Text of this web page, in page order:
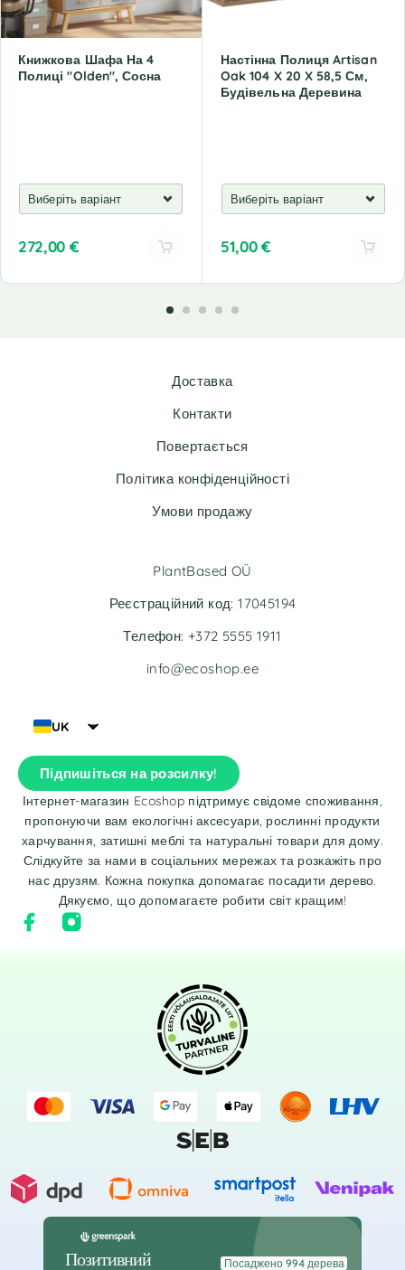
Книжкова Шафа На 4
Полиці "Olden", Сосна
272,00 €
Настінна Полиця Artisan
Oak 104 X 20 X 58,5 См,
Будівельна Деревина
51,00€
t
a
v
:
Доставка
Контакти
Повертається
Політика конфіденційності
Умови продажу
UK
Підпишіться на розсилку!
Інтернет-магазин Ecoshop підтримує свідоме споживання,
пропонуючи вам екологічні аксесуари, рослинні продукти
харчування, затишні меблі та натуральні товари для дому.
Слідкуйте за нами в соціальних мережах та розкажіть про
нас друзям. Кожна покупка допомагає посадити дерево.
Дякуємо, що допомагаєте робити світ кращим!
PlantBased OÜ
Реєстраційний код: 17045194
Телефон: +372 5555 1911
info@ecoshop.ee
Позитивний
Посаджено 994 дерева